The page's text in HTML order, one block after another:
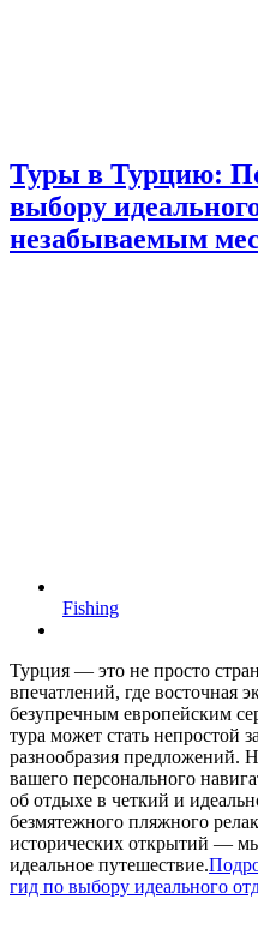
Туры в Турцию:
выбору
незабываемым
Fishing
Турция — это не просто
впечатлений, где восточная
безупречным европейским
тура может стать непростой
разнообразия предложений.
вашего персонального
об отдыхе в четкий и
безмятежного пляжного
исторических открытий —
идеальное путешествие.
гид по выбору идеального